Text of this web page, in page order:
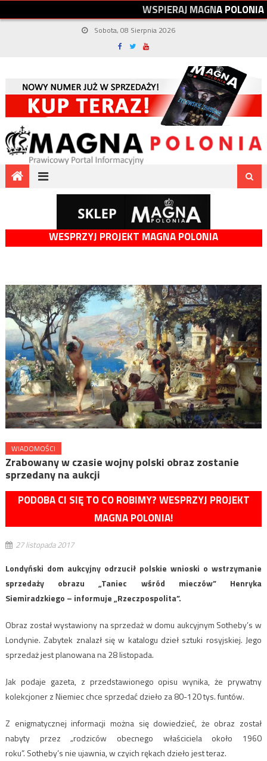
WSPIERAJMAGNAPOLONIA
Sobota, 08 Sierpnia 2026
WESPRZYJ PROJEKT MAGNA POLONIA
WIADOMOŚCI
Zrabowany w czasie wojny polski obraz zostanie
sprzedany na aukcji
PODOBA CI SIĘ TO CO ROBIMY? WESPRZYJ PROJEKT
MAGNA POLONIA!
27 listopada 2017
Londyński dom aukcyjny odrzucił polskie wnioski o wstrzymanie
sprzedaży obrazu „Taniec wśród mieczów” Henryka
Siemiradzkiego – informuje „Rzeczpospolita”.
Obraz został wystawiony na sprzedaż w domu aukcyjnym Sotheby’s w
Londynie. Zabytek znalazł się w katalogu dzieł sztuki rosyjskiej. Jego
sprzedaż jest planowana na 28 listopada.
Jak podaje gazeta, z przedstawionego opisu wynika, że prywatny
kolekcjoner z Niemiec chce sprzedać dzieło za 80-120 tys. funtów.
Z enigmatycznej informacji można się dowiedzieć, że obraz został
nabyty przez „rodziców obecnego właściciela około 1960
roku”. Sotheby’s nie ujawnia, w czyich rękach dzieło jest teraz.